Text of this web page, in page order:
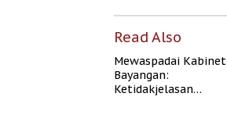
Read Also
Mewaspadai Kabinet
Bayangan:
Ketidakjelasan